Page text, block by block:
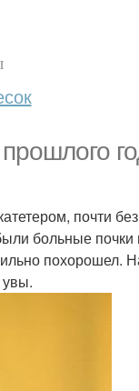
почти
больные почки
похорошел.